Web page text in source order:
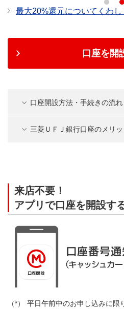
最大20%還元についてくわし
口座を開
口座開設方法・手続きの流れ
三菱ＵＦＪ銀行口座のメリッ
来店不要！
アプリで口座を開設す
平日午前中のお申し込みに限